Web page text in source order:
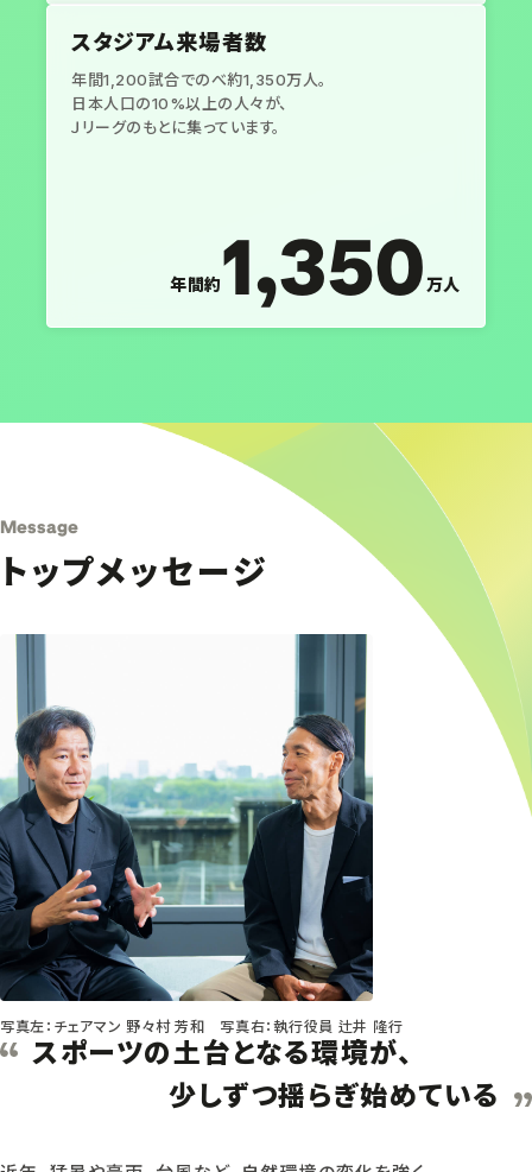
スタジアム来場者数
年間1,200試合でのべ約1,350万人。
日本人口の10%以上の人々が、
Ｊリーグのもとに集っています。
年間約1,350 万人
Message
トップメッセージ
写真左：チェアマン 野々村 芳和 写真右：執行役員 辻井 隆行
スポーツの土台となる環境が、
少しずつ揺らぎ始めている